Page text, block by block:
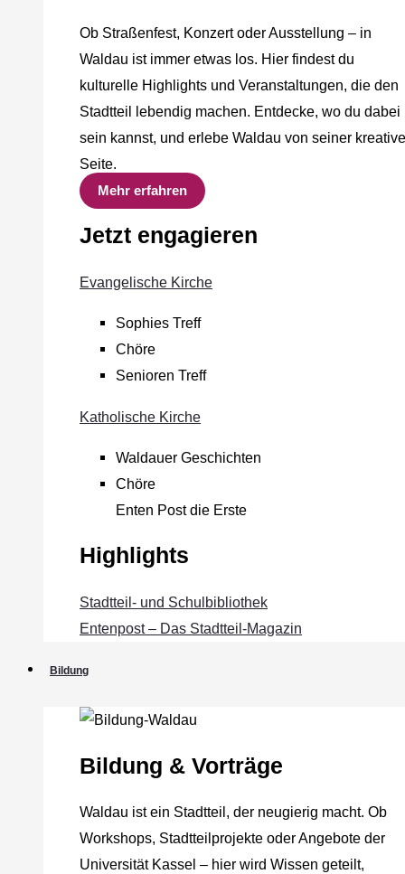
Ob Straßenfest, Konzert oder Ausstellung – in
Waldau ist immer etwas los. Hier findest du
kulturelle Highlights und Veranstaltungen, die den
Stadtteil lebendig machen. Entdecke, wo du dabei
sein kannst, und erlebe Waldau von seiner
Seite.
Mehr erfahren
Jetzt engagieren
Evangelische Kirche
Sophies Treff
Chöre
Senioren Treff
Katholische Kirche
Waldauer Geschichten
Chöre
Enten Post die Erste
Highlights
Stadtteil- und Schulbibliothek
Entenpost – Das Stadtteil-Magazin
Bildung
Bildung & Vorträge
Waldau ist ein Stadtteil, der neugierig macht. Ob
Workshops, Stadtteilprojekte oder Angebote der
Universität Kassel – hier wird Wissen geteilt,